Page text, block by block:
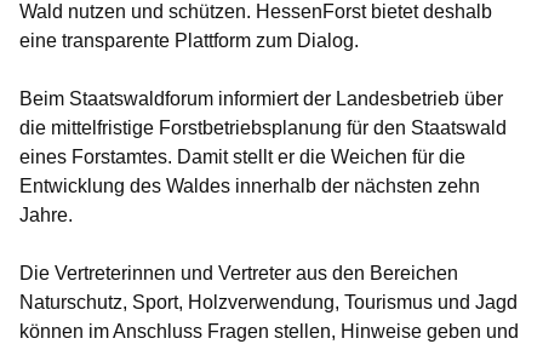
Wald nutzen und schützen. HessenForst bietet deshalb
eine transparente Plattform zum Dialog.
Beim Staatswaldforum informiert der Landesbetrieb über
die mittelfristige Forstbetriebsplanung für den Staatswald
eines Forstamtes. Damit stellt er die Weichen für die
Entwicklung des Waldes innerhalb der nächsten zehn
Jahre.
Die Vertreterinnen und Vertreter aus den Bereichen
Naturschutz, Sport, Holzverwendung, Tourismus und Jagd
können im Anschluss Fragen stellen, Hinweise geben und